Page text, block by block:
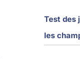
Test des
les